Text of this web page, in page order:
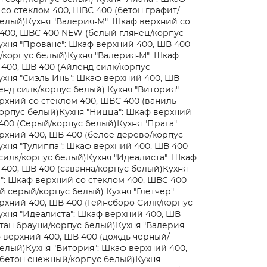
стеклом 400, ШВС 400 (бетон графит/
Кухня "Валерия-М": Шкаф верхний со
ШВС 400 NEW (белый глянец/корпус
"Прованс": Шкаф верхний 400, ШВ 400
корпус белый) Кухня "Валерия-М": Шкаф
ШВ 400 (Айленд силк/корпус
"Сиэль Инь": Шкаф верхний 400, ШВ
силк/корпус белый) Кухня "Витория":
со стеклом 400, ШВС 400 (ваниль
белый) Кухня "Ницца": Шкаф верхний
(Серый/корпус белый) Кухня "Прага":
400, ШВ 400 (белое дерево/корпус
"Тулиппа": Шкаф верхний 400, ШВ 400
корпус белый) Кухня "Идеалиста": Шкаф
ШВ 400 (саванна/корпус белый) Кухня
Шкаф верхний со стеклом 400, ШВС 400
серый/корпус белый) Кухня "Глетчер":
400, ШВ 400 (Гейнсборо Силк/корпус
"Идеалиста": Шкаф верхний 400, ШВ
брауни/корпус белый) Кухня "Валерия-
400, ШВ 400 (дождь черный/
Кухня "Витория": Шкаф верхний 400,
снежный/корпус белый) Кухня